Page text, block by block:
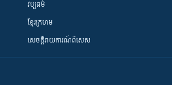
វប្បធម៌
ខ្មែរក្រហម
សេចក្តីរាយការណ៍ពិសេស